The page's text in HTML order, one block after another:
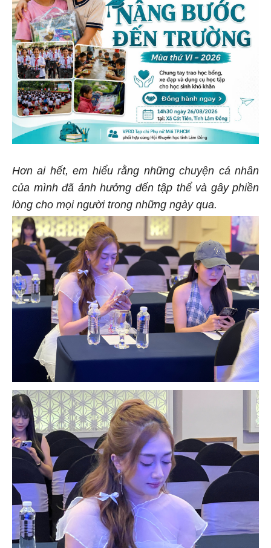
Hơn ai hết, em hiểu rằng những chuyện cá nhân
của mình đã ảnh hưởng đến tập thể và gây phiền
lòng cho mọi người trong những ngày qua.